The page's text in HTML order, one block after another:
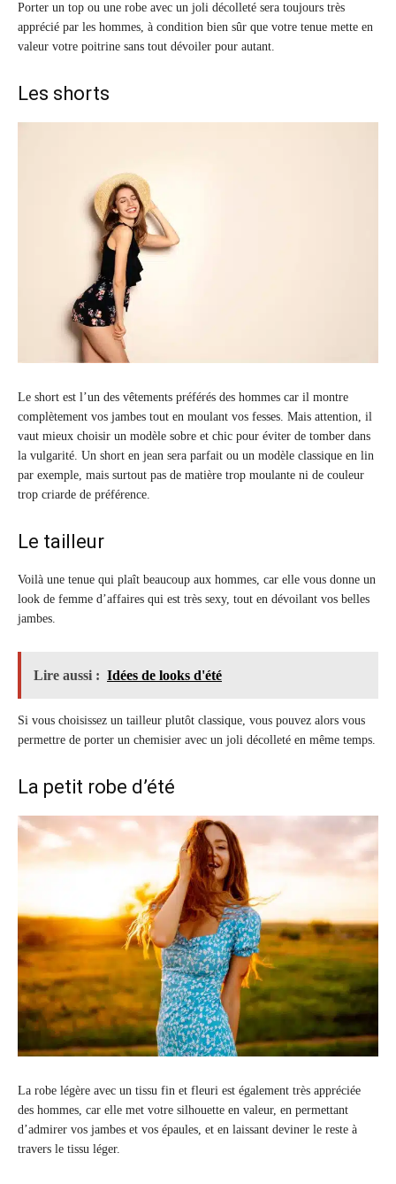
Porter un top ou une robe avec un joli décolleté sera toujours très
apprécié par les hommes, à condition bien sûr que votre tenue mette en
valeur votre poitrine sans tout dévoiler pour autant.
Les shorts
Le short est l’un des vêtements préférés des hommes car il montre
complètement vos jambes tout en moulant vos fesses. Mais attention, il
vaut mieux choisir un modèle sobre et chic pour éviter de tomber dans
la vulgarité. Un short en jean sera parfait ou un modèle classique en lin
par exemple, mais surtout pas de matière trop moulante ni de couleur
trop criarde de préférence.
Le tailleur
Voilà une tenue qui plaît beaucoup aux hommes, car elle vous donne un
look de femme d’affaires qui est très sexy, tout en dévoilant vos belles
jambes.
Lire aussi : Idées de looks d'été
Si vous choisissez un tailleur plutôt classique, vous pouvez alors vous
permettre de porter un chemisier avec un joli décolleté en même temps.
La petit robe d’été
La robe légère avec un tissu fin et fleuri est également très appréciée
des hommes, car elle met votre silhouette en valeur, en permettant
d’admirer vos jambes et vos épaules, et en laissant deviner le reste à
travers le tissu léger.